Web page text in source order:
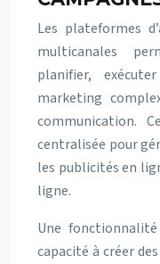
Les plateformes
multicanales
planifier,
marketing
communication.
centralisée pour
les publicités en
ligne.
Une
capacité à créer des